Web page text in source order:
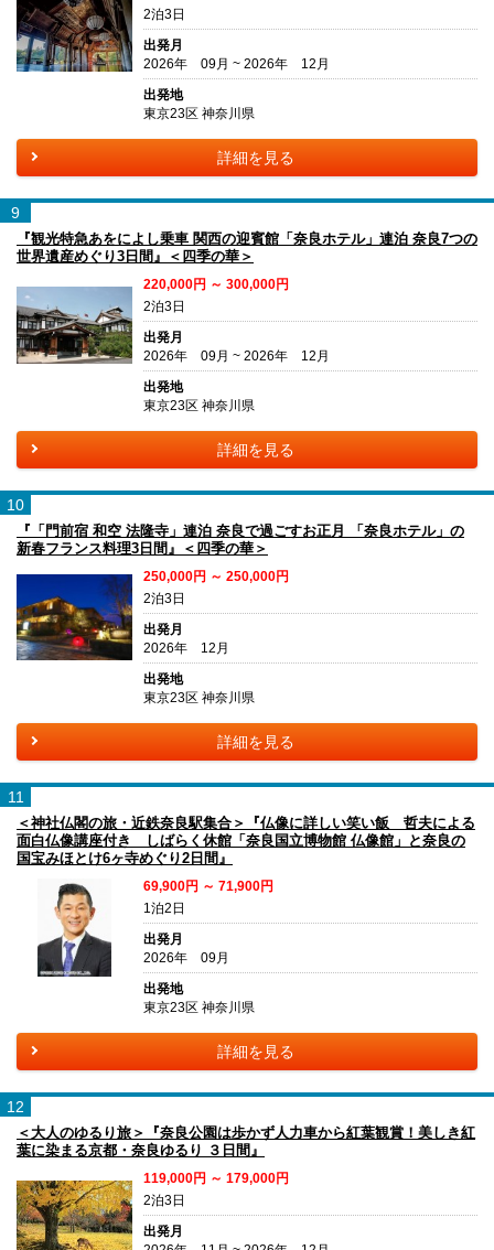
2泊3日
出発月
2026年 09月 ~ 2026年 12月
出発地
東京23区 神奈川県
詳細を見る
9
『観光特急あをによし乗車 関西の迎賓館「奈良ホテル」連泊 奈良7つの
世界遺産めぐり3日間』＜四季の華＞
220,000円 ～ 300,000円
2泊3日
出発月
2026年 09月 ~ 2026年 12月
出発地
東京23区 神奈川県
詳細を見る
10
『「門前宿 和空 法隆寺」連泊 奈良で過ごすお正月 「奈良ホテル」の
新春フランス料理3日間』＜四季の華＞
250,000円 ～ 250,000円
2泊3日
出発月
2026年 12月
出発地
東京23区 神奈川県
詳細を見る
11
＜神社仏閣の旅・近鉄奈良駅集合＞『仏像に詳しい笑い飯 哲夫による
面白仏像講座付き しばらく休館「奈良国立博物館 仏像館」と奈良の
国宝みほとけ6ヶ寺めぐり2日間』
69,900円 ～ 71,900円
1泊2日
出発月
2026年 09月
出発地
東京23区 神奈川県
詳細を見る
12
＜大人のゆるり旅＞『奈良公園は歩かず人力車から紅葉観賞！美しき紅
葉に染まる京都・奈良ゆるり ３日間』
119,000円 ～ 179,000円
2泊3日
出発月